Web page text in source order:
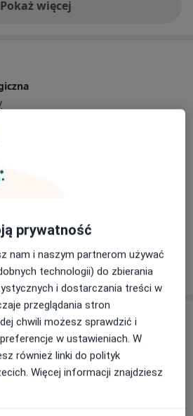
Pokaż więcejo doświadczeniu
dzieci
w j. angielskim
są ceny?
Psychoterapii Justyna Rać
200 Dębica
prywatność
nam i naszym partnerom używać
technologii) do zbierania
i dostarczania treści w
przeglądania stron
chwili możesz sprawdzić i
w ustawieniach. W
również linki do polityk
Więcej informacji znajdziesz